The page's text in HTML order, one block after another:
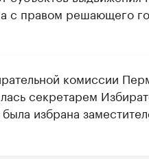
с правом решающего
комиссии
секретарем
избрана